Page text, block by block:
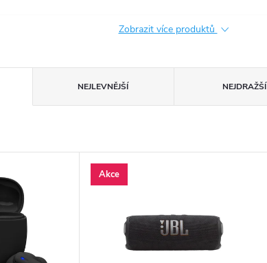
Zobrazit více produktů
NEJLEVNĚJŠÍ NEJDRAŽŠÍ
Akce